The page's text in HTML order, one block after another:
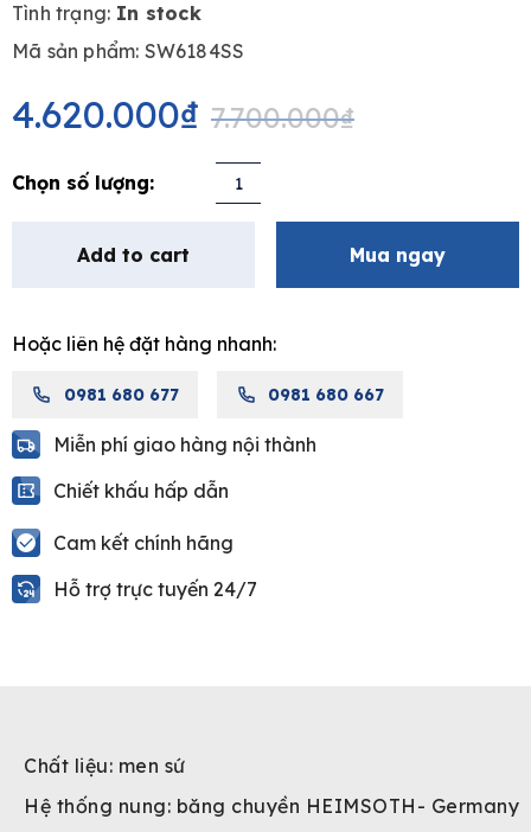
Tình trạng: In stock
Mã sản phẩm: SW6184SS
7.700.000₫
Original
price
was:
7.700.000₫.
4.620.000₫
Current
price
is:
4.620.000₫.
treo
SW6184SS
Add to cart Mua ngay
Hoặc liên hệ đặt hàng nhanh:
0981 680 677 0981 680 667
Miễn phí giao hàng nội thành
Chiết khấu hấp dẫn
Cam kết chính hãng
Hỗ trợ trực tuyến 24/7
Chất liệu: men sứ
Hệ thống nung: băng chuyền HEIMSOTH- Germany